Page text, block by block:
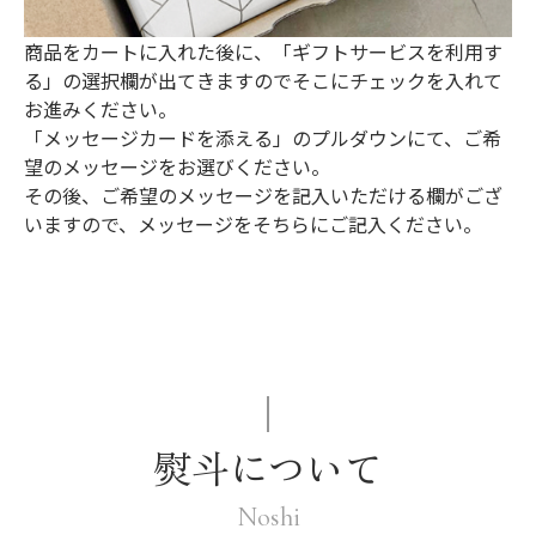
商品をカートに入れた後に、「ギフトサービスを利用す
る」の選択欄が出てきますのでそこにチェックを入れて
お進みください。
「メッセージカードを添える」のプルダウンにて、ご希
望のメッセージをお選びください。
その後、ご希望のメッセージを記入いただける欄がござ
いますので、メッセージをそちらにご記入ください。
熨斗について
Noshi